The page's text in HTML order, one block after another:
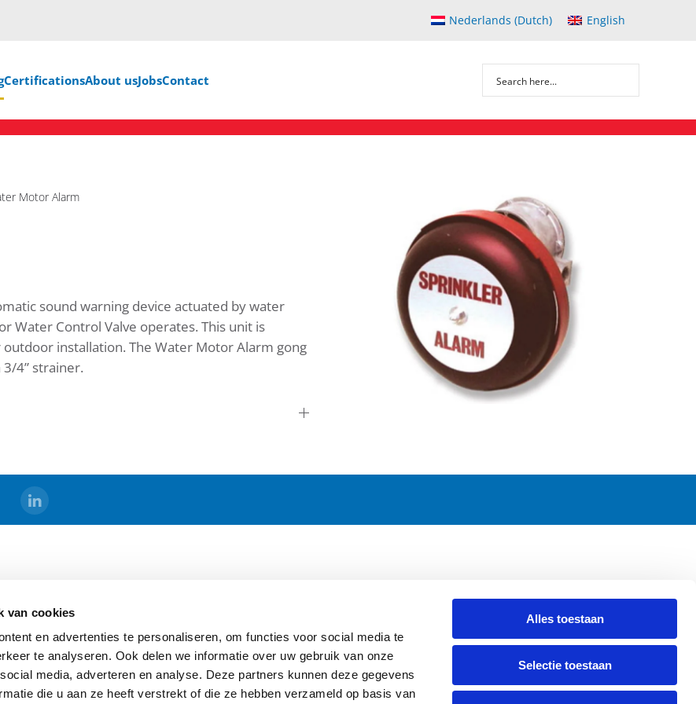
van cookies
en advertenties te personaliseren, om functies voor social media te
te analyseren. Ook delen we informatie over uw gebruik van onze
media, adverteren en analyse. Deze partners kunnen deze gegevens
die u aan ze heeft verstrekt of die ze hebben verzameld op basis van
Alles toestaan
Selectie toestaan
Nederlands (Dutch) English
CertificationsAbout usJobsContact
Motor Alarm
sound warning device actuated by water
Water Control Valve operates. This unit is
installation. The Water Motor Alarm gong
4” strainer.
Algemene Voorwaarden
Sitemap
Griendweg 53-55
3295 KV 's-Gravendeel
The Netherlands
Tel.+31 78 673 47 61